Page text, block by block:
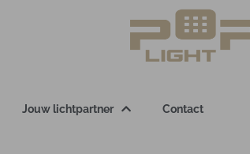
Jouw lichtpartner Contact